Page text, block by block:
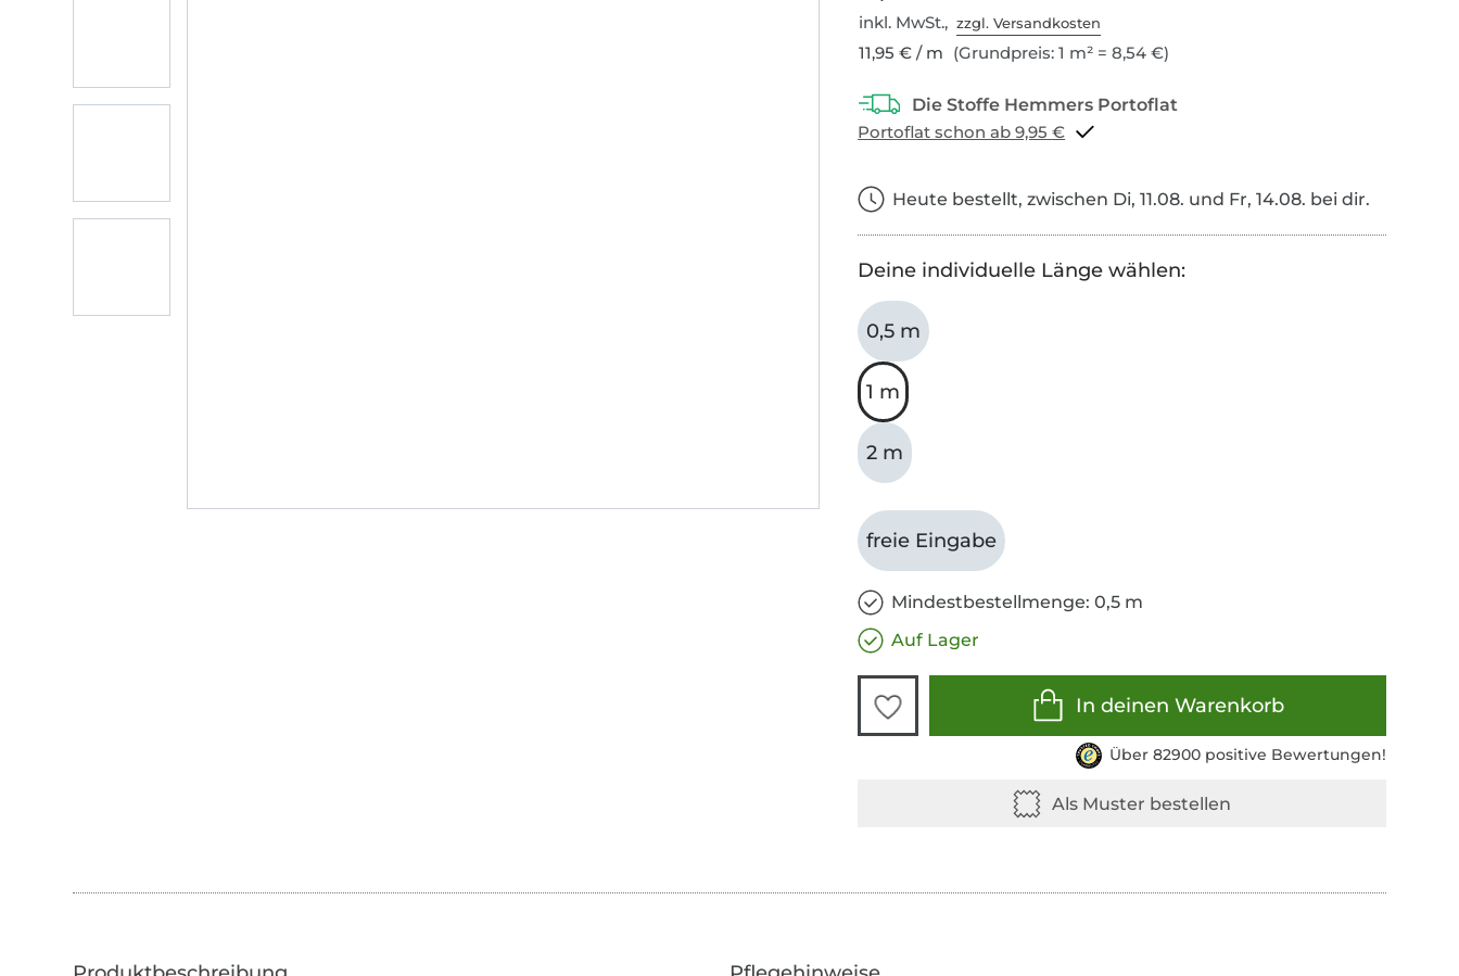
inkl. MwSt.,zzgl. Versandkosten
11,95 € / m (Grundpreis: 1 m² = 8,54 €)
Portoflat schon ab 9,95 €
Heute bestellt, zwischen Di, 11.08. und Fr, 14.08. bei dir.
Deine individuelle Länge wählen:
0,5 m
1 m
2 m
freie Eingabe
Mindestbestellmenge: 0,5 m
Auf Lager
In deinen Warenkorb
Über 82900 positive Bewertungen!